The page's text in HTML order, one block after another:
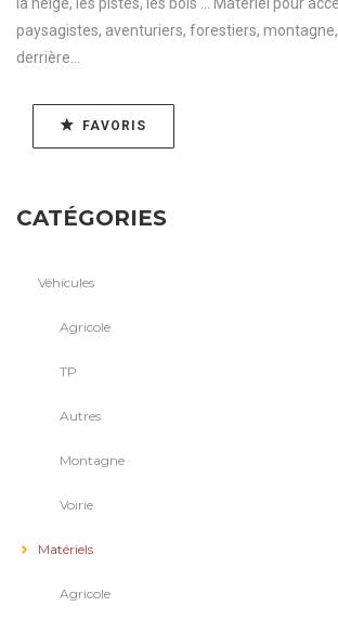
paysagistes, aventuriers, forestiers,
derrière...
FAVORIS
CATÉGORIES
Véhicules
Agricole
TP
Autres
Montagne
Voirie
Matériels
Agricole